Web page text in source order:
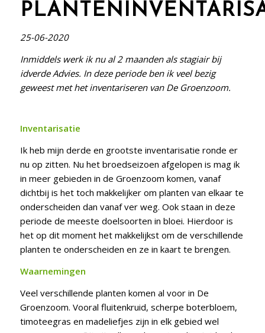
25-06-2020
Inmiddels werk ik nu al 2 maanden als stagiair bij
idverde Advies. In deze periode ben ik veel bezig
geweest met het inventariseren van De Groenzoom.
Inventarisatie
Ik heb mijn derde en grootste inventarisatie ronde er
nu op zitten. Nu het broedseizoen afgelopen is mag ik
in meer gebieden in de Groenzoom komen, vanaf
dichtbij is het toch makkelijker om planten van elkaar te
onderscheiden dan vanaf ver weg. Ook staan in deze
periode de meeste doelsoorten in bloei. Hierdoor is
het op dit moment het makkelijkst om de verschillende
planten te onderscheiden en ze in kaart te brengen.
Waarnemingen
Veel verschillende planten komen al voor in De
Groenzoom. Vooral fluitenkruid, scherpe boterbloem,
timoteegras en madeliefjes zijn in elk gebied wel